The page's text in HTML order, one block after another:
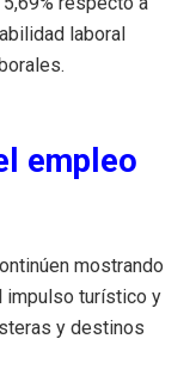
laboral
empleo
mostrando
impulso turístico y
y destinos